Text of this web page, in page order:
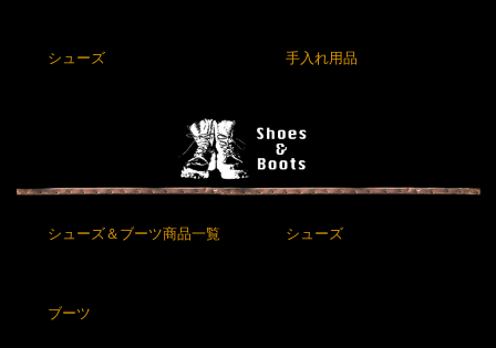
シューズ 手入れ用品
シューズ＆ブーツ商品一覧 シューズ
ブーツ